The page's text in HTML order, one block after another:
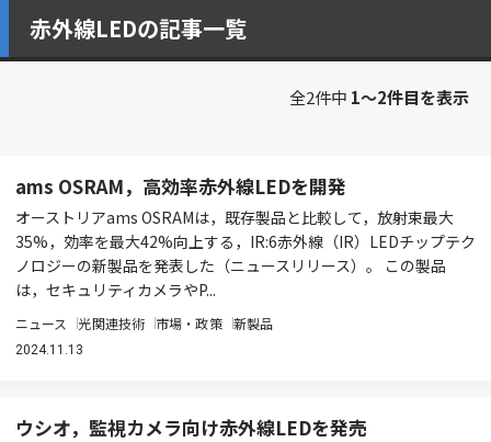
赤外線LEDの記事一覧
全2件中 1〜2件目を表示
ams OSRAM，高効率赤外線LEDを開発
オーストリアams OSRAMは，既存製品と比較して，放射束最大
35%，効率を最大42%向上する，IR:6赤外線（IR）LEDチップテク
ノロジーの新製品を発表した（ニュースリリース）。 この製品
は，セキュリティカメラやP...
ニュース 光関連技術 市場・政策 新製品
2024.11.13
ウシオ，監視カメラ向け赤外線LEDを発売